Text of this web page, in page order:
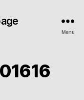
Menü